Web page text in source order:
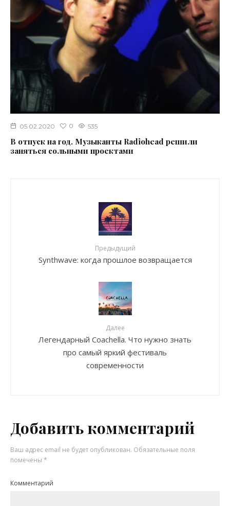
05.02.2020 0 535
В отпуск на год. Музыканты Radiohead решили
заняться сольными проектами
Предыдущий
Synthwave: когда прошлое возвращается
Далее
Легендарный Coachella. Что нужно знать
про самый яркий фестиваль
современности
Добавить комментарий
Ваш адрес email не будет опубликован. Обязательные поля
помечены *
Комментарий